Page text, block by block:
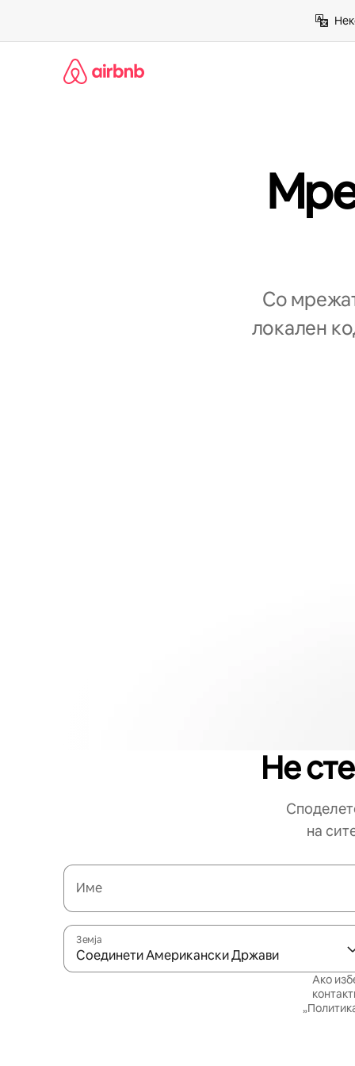
содржина
Со
локален
Не
на
Име
Земја
Соединети Американски Држави
Ако